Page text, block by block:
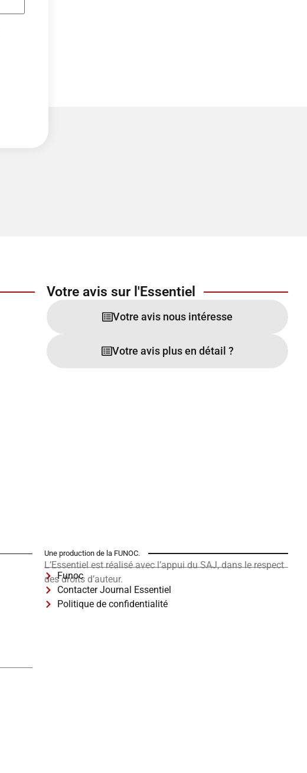
Votre avis sur l'Essentiel
Votre avis nous intéresse
Votre avis plus en détail ?
Une production de la FUNOC.
L’Essentiel est réalisé avec l’appui du SAJ, dans le respect
des droits d’auteur.
Funoc
Contacter Journal Essentiel
Politique de confidentialité